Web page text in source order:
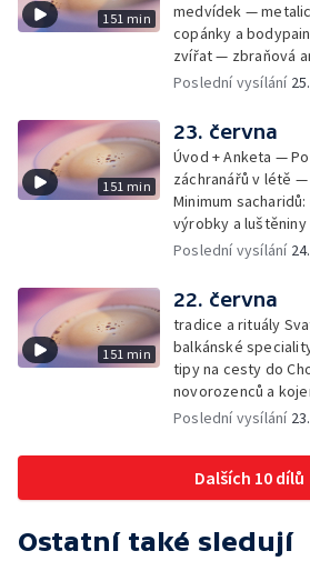
151 min
medvídek —
copánky a
zvířat — zbraňová
mikrofotografií
Poslední vysílání
151 min
23. června
Úvod + Anketa —
záchranářů v létě
Minimum
výrobky a
vložky do bot pro
záchranářů v létě —
Minimum
výrobky a luštěniny
kondici v létě bez
chytré vložky do
aktuálně — Škola
vysílání — Počasí +
Minimum
výrobky a
kondici v létě bez
Aktuálně — Škola
Poslední vysílání
151 min
22. června
tradice a rituály
balkánské
tipy na cesty do
novorozenců a
velkých modelů aut
Poslední vysílání
Dalších 10 dílů
Ostatní také sledují